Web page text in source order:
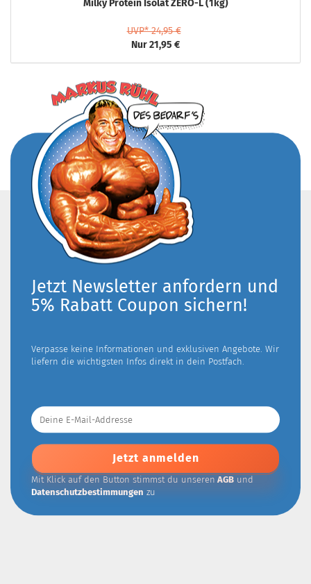
Milky Protein Isolat ZERO-L (1kg)
UVP* 24,95 €
Nur 21,95 €
Jetzt Newsletter anfordern und
5% Rabatt Coupon sichern!
Verpasse keine Informationen und exklusiven Angebote. Wir
liefern die wichtigsten Infos direkt in dein Postfach.
Deine
E-
Mail-
Addresse
Mit Klick auf den Button stimmst du unseren AGB und
Datenschutzbestimmungen zu